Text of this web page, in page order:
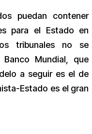
puedan contener
para el Estado en
tribunales no se
Mundial, que
a seguir es el de
Estado es el gran